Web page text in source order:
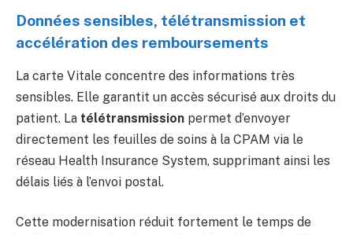
Données sensibles, télétransmission et
accélération des remboursements
La carte Vitale concentre des informations très
sensibles. Elle garantit un accès sécurisé aux droits du
patient. La télétransmission permet d’envoyer
directement les feuilles de soins à la CPAM via le
réseau Health Insurance System, supprimant ainsi les
délais liés à l’envoi postal.
Cette modernisation réduit fortement le temps de